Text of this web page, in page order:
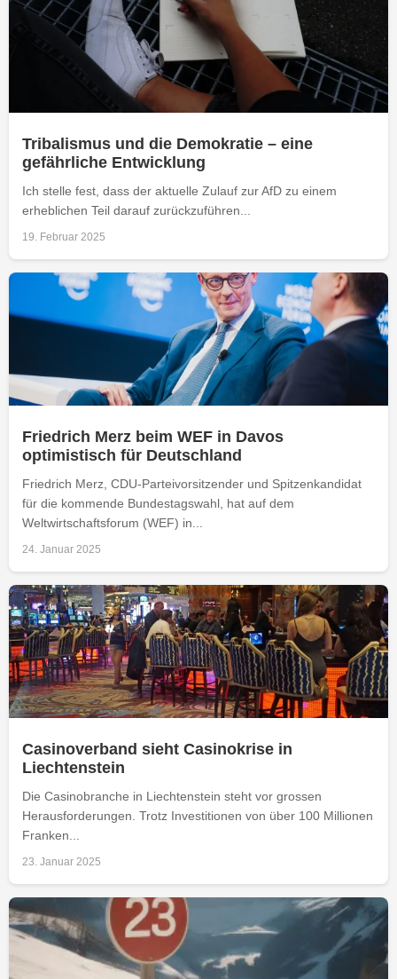
Tribalismus und die Demokratie – eine
gefährliche Entwicklung
Ich stelle fest, dass der aktuelle Zulauf zur AfD zu einem
erheblichen Teil darauf zurückzuführen...
19. Februar 2025
Friedrich Merz beim WEF in Davos
optimistisch für Deutschland
Friedrich Merz, CDU-Parteivorsitzender und Spitzenkandidat
für die kommende Bundestagswahl, hat auf dem
Weltwirtschaftsforum (WEF) in...
24. Januar 2025
Casinoverband sieht Casinokrise in
Liechtenstein
Die Casinobranche in Liechtenstein steht vor grossen
Herausforderungen. Trotz Investitionen von über 100 Millionen
Franken...
23. Januar 2025